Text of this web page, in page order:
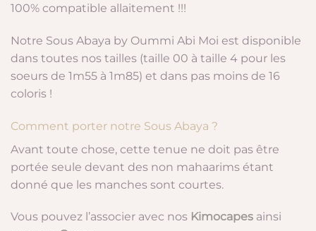
100% compatible allaitement !!!
Notre Sous Abaya by Oummi Abi Moi est disponible
dans toutes nos tailles (taille 00 à taille 4 pour les
soeurs de 1m55 à 1m85) et dans pas moins de 16
coloris !
Comment porter notre Sous Abaya ?
Avant toute chose, cette tenue ne doit pas être
portée seule devant des non mahaarims étant
donné que les manches sont courtes.
Vous pouvez l’associer avec nos Kimocapes ainsi